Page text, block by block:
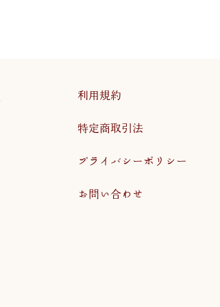
利用規約
特定商取引法
プライバシーポリシー
お問い合わせ